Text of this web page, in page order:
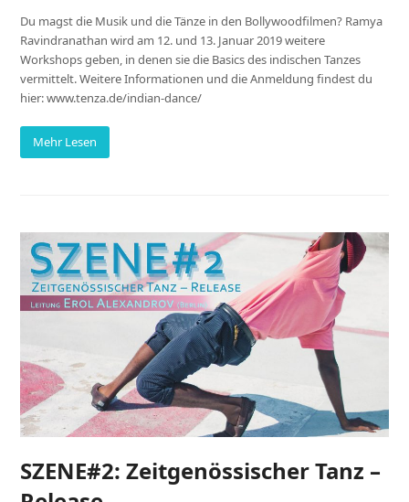
Du magst die Musik und die Tänze in den Bollywoodfilmen? Ramya
Ravindranathan wird am 12. und 13. Januar 2019 weitere
Workshops geben, in denen sie die Basics des indischen Tanzes
vermittelt. Weitere Informationen und die Anmeldung findest du
hier: www.tenza.de/indian-dance/
Mehr Lesen
SZENE#2: Zeitgenössischer Tanz –